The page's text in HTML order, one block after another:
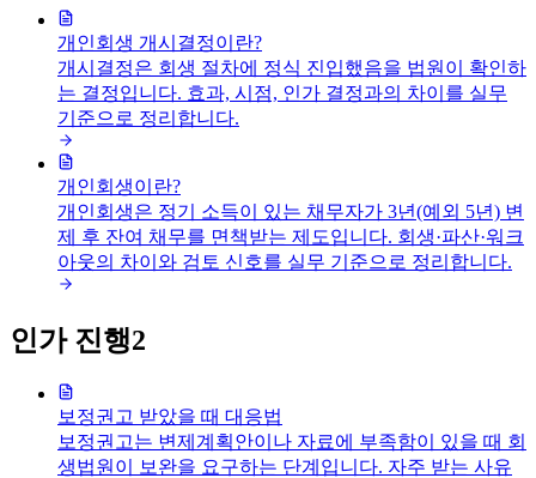
개인회생 개시결정이란?
개시결정은 회생 절차에 정식 진입했음을 법원이 확인하
는 결정입니다. 효과, 시점, 인가 결정과의 차이를 실무
기준으로 정리합니다.
개인회생이란?
개인회생은 정기 소득이 있는 채무자가 3년(예외 5년) 변
제 후 잔여 채무를 면책받는 제도입니다. 회생·파산·워크
아웃의 차이와 검토 신호를 실무 기준으로 정리합니다.
인가 진행2
보정권고 받았을 때 대응법
보정권고는 변제계획안이나 자료에 부족함이 있을 때 회
생법원이 보완을 요구하는 단계입니다. 자주 받는 사유